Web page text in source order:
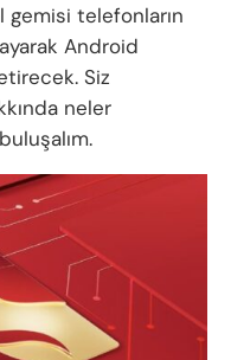
gemisi telefonların
Android
Siz
neler